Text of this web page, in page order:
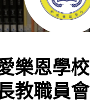
樂恩學校
教職員會